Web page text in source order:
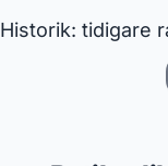
Historik: tidigare